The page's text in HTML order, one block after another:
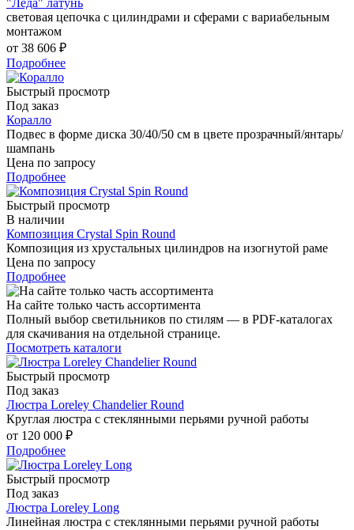
"Леда" латунь
световая цепочка с цилиндрами и сферами с вариабельным
монтажом
от 38 606 ₽
Подробнее
Быстрый просмотр
Под заказ
Коралло
Подвес в форме диска 30/40/50 см в цвете прозрачный/янтарь/
шампань
Цена по запросу
Подробнее
Быстрый просмотр
В наличии
Композиция Crystal Spin Round
Композиция из хрустальных цилиндров на изогнутой раме
Цена по запросу
Подробнее
На сайте только часть ассортимента
Полный выбор светильников по стилям — в PDF-каталогах
для скачивания на отдельной странице.
Посмотреть каталоги
Быстрый просмотр
Под заказ
Люстра Loreley Chandelier Round
Круглая люстра с стеклянными перьями ручной работы
от 120 000 ₽
Подробнее
Быстрый просмотр
Под заказ
Люстра Loreley Long
Линейная люстра с стеклянными перьями ручной работы